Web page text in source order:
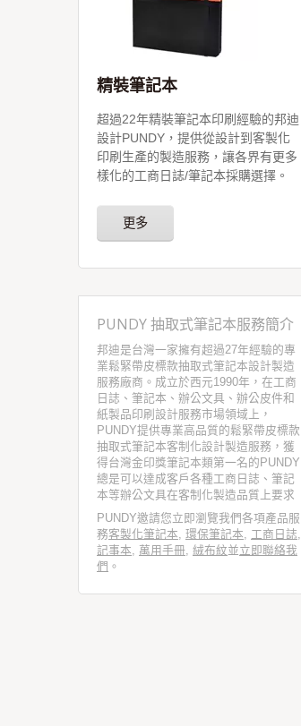
精裝筆記本
超過22年精裝筆記本印刷經驗的邦迪
設計PUNDY，提供從設計到客製化
印刷生產的製造服務，讓各界有更多
樣化的工商日誌/筆記本採購選擇。
更多
PUNDY 抽取式筆記本服務簡介
邦迪是台灣一家擁有超過27年經驗的專
業鬆緊帶皮標款抽取式筆記本設計製造
服務廠商。成立於西元1990年，在工商
日誌、筆記本、辦公文具、辦公皮件和
紙製品印刷設計服務市場領域上，
PUNDY提供專業高品質的鬆緊帶皮標款
抽取式筆記本客制化設計製造服務，獲
得台灣金印獎筆記本類第一名的PUNDY
總是可以達成客戶各種工商日誌、筆記
本等辦公文具在客制化製造品質上要求
PUNDY邀請您立即瀏覽我們各項產品服
務客製化筆記本, 環保筆記本, 工商日誌,
記事本, 萬用手冊, 絨布紋並立即聯絡我
們 。